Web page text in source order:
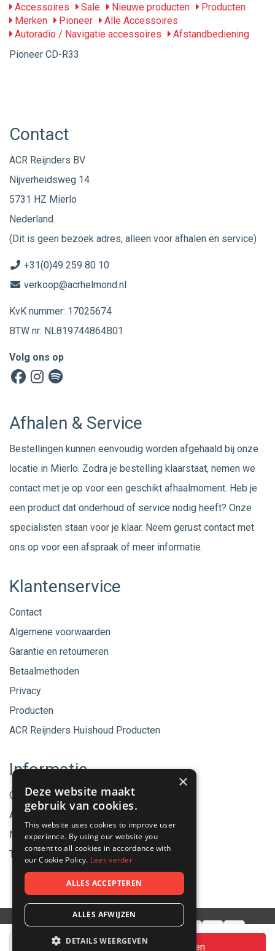
In winkelwagen
Accessoires
Sale Nieuwe producten
Producten
Merken
Pioneer
Alle Accessoires
Autoradio / Navigatie accessoires
Afstandbediening
Pioneer CD-R33
Contact
ACR Reijnders BV
Nijverheidsweg 14
5731 HZ Mierlo
Nederland
(Dit is geen bezoek adres, alleen voor afhalen en service)
+31(0)49 259 80 10
verkoop@acrhelmond.nl
KvK nummer: 17025674
BTW nr: NL819744864B01
Volg ons op
Afhalen & Service
Bestellingen kunnen eenvoudig worden afgehaald bij onze
locatie in Mierlo. Zodra je bestelling klaarstaat, nemen we
contact met je op voor een geschikt afhaalmoment. Heb je
een product dat onderhoud of service nodig heeft? Onze
specialisten staan voor je klaar. Neem gerust contact met
ons op voor een afspraak of meer informatie.
Klantenservice
Contact
Algemene voorwaarden
Garantie en retourneren
Betaalmethoden
Privacy
Producten
ACR Reijnders Huishoud Producten
Informatie
Onze merken
Aanbiedingen
Nieuwe producten
Tips & Nieuws
© 2026 - ACR Helmond.
×
Deze website maakt
gebruik van cookies.
This website uses cookies to improve user
experience. By using our website you
consent to all cookies in accordance with
our Cookie Policy. Lees verder
ALLES ACCEPTEREN
ALLES AFWIJZEN
DETAILS WEERGEVEN